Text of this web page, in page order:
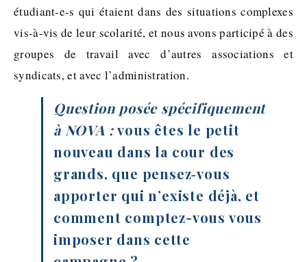
étudiant-e-s qui étaient dans des situations complexes
vis-à-vis de leur scolarité, et nous avons participé à des
groupes de travail avec d’autres associations et
syndicats, et avec l’administration.
Question posée spécifiquement
à NOVA :vous êtes le petit
nouveau dans la cour des
grands, que pensez‐vous
apporter qui n’existe déjà, et
comment comptez-vous vous
imposer dans cette